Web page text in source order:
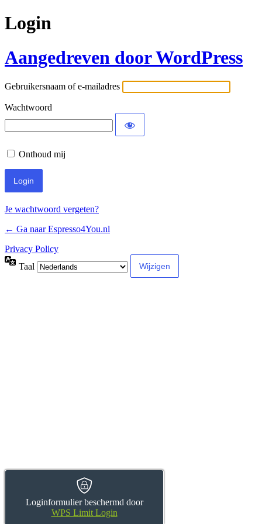
Login
Aangedreven door WordPress
Gebruikersnaam of e-mailadres
Wachtwoord
Loginformulier beschermd door
WPS Limit Login
Onthoud mij
Je wachtwoord vergeten?
← Ga naar Espresso4You.nl
Privacy Policy
Taal